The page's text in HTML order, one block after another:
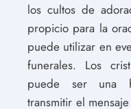
los cultos de
propicio para la
puede utilizar en
funerales. Los
puede ser una
transmitir el